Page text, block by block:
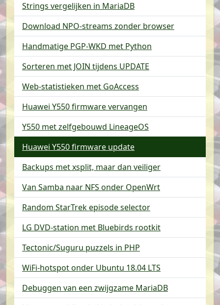
Strings vergelijken in MariaDB
Download NPO-streams zonder browser
Handmatige PGP-WKD met Python
Sorteren met JOIN tijdens UPDATE
Web-statistieken met GoAccess
Huawei Y550 firmware vervangen
Y550 met zelfgebouwd LineageOS
Huawei Y550 firmware update
Backups met xsplit, maar dan veiliger
Van Samba naar NFS onder OpenWrt
Random StarTrek episode selector
LG DVD-station met Bluebirds rootkit
Tectonic/Suguru puzzels in PHP
WiFi-hotspot onder Ubuntu 18.04 LTS
Debuggen van een zwijgzame MariaDB